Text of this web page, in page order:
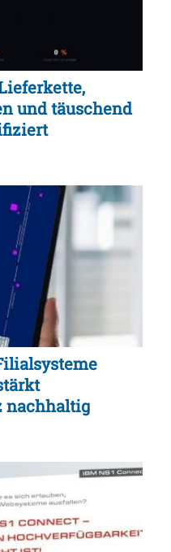
und täuschend
nachhaltig